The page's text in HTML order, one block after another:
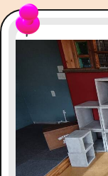
やお茶うけもあり
をたくさんいただ
をいただきました
すみません昨日
ございました2日
の思いでいっぱ
たら辻本企画さ
せていただきま
ていただきました
です。この度は
ました。株式会